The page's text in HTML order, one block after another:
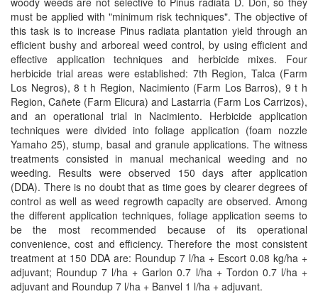
must be applied with "minimum risk techniques". The objective of
this task is to increase Pinus radiata plantation yield through an
efficient bushy and arboreal weed control, by using efficient and
effective application techniques and herbicide mixes. Four
herbicide trial areas were established: 7th Region, Talca (Farm
Los Negros), 8 t h Region, Nacimiento (Farm Los Barros), 9 t h
Region, Cañete (Farm Elicura) and Lastarria (Farm Los Carrizos),
and an operational trial in Nacimiento. Herbicide application
techniques were divided into foliage application (foam nozzle
Yamaho 25), stump, basal and granule applications. The witness
treatments consisted in manual mechanical weeding and no
weeding. Results were observed 150 days after application
(DDA). There is no doubt that as time goes by clearer degrees of
control as well as weed regrowth capacity are observed. Among
the different application techniques, foliage application seems to
be the most recommended because of its operational
convenience, cost and efficiency. Therefore the most consistent
treatment at 150 DDA are: Roundup 7 l/ha + Escort 0.08 kg/ha +
adjuvant; Roundup 7 l/ha + Garlon 0.7 l/ha + Tordon 0.7 l/ha +
adjuvant and Roundup 7 l/ha + Banvel 1 l/ha + adjuvant.